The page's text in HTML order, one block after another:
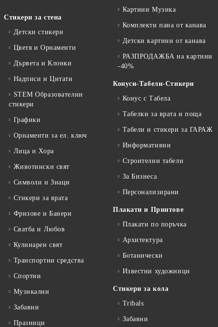
Стикери за стена
Детски стикери
Цветя и Орнаменти
Дървета и Клонки
Надписи и Цитати
STEM Образователни
стикери
Графики
Орнаменти за ел. ключ
Лица и Хора
Животински свят
Символи и Знаци
Стикери за врата
Фризове и Банери
Сватба и Любов
Кулинарен свят
Транспортни средства
Спортни
Музикални
Забавни
Празници
Картини Музика
Комплекти пана от канава
Детски картини от канава
РАЗПРОДАЖБА на картини
-40%
Конуси-Табели-Стикери
Конус с Табела
Табелки за врата и поща
Табели и стикери за ГАРАЖ
Информативни
Строителни табели
За Бизнеса
Персонализирани
Плакати и Принтове
Плакати по поръчка
Архитектура
Ботанически
Известни художници
Стикери за кола
Tribals
Забавни